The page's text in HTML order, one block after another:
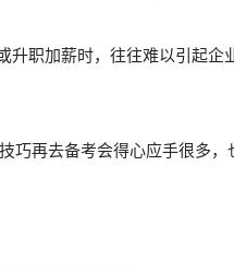
职加薪时，往往难以引起
再去备考会得心应手很多